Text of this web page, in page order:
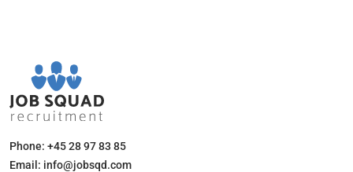
Phone: +45 28 97 83 85
Email: info@jobsqd.com